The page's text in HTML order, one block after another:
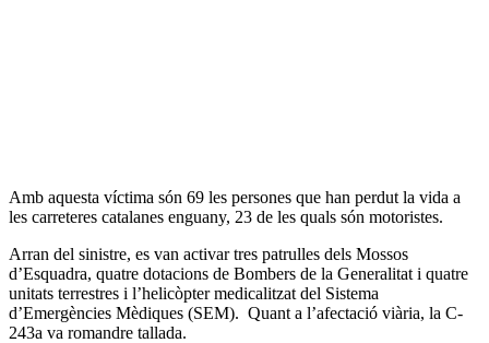
Amb aquesta víctima són 69 les persones que han perdut la vida a
les carreteres catalanes enguany, 23 de les quals són motoristes.
Arran del sinistre, es van activar tres patrulles dels Mossos
d’Esquadra, quatre dotacions de Bombers de la Generalitat i quatre
unitats terrestres i l’helicòpter medicalitzat del Sistema
d’Emergències Mèdiques (SEM). Quant a l’afectació viària, la C-
243a va romandre tallada.